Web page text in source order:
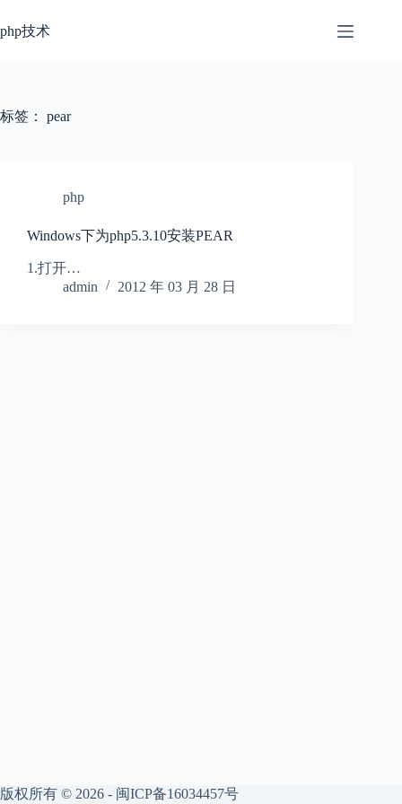
过
php技术
标签： pear
php
Windows下为php5.3.10安装PEAR
1.打开…
admin
2012 年 03 月 28 日
版权所有 © 2026 - 闽ICP备16034457号